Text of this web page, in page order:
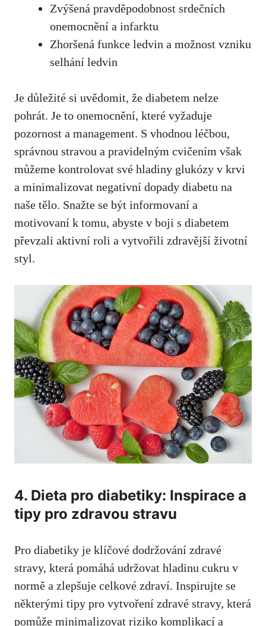
Zvýšená ‌pravděpodobnost srdečních
onemocnění a infarktu
Zhoršená‍ funkce ledvin a možnost ⁣vzniku
selhání ledvin
Je⁤ důležité si​ uvědomit, že diabetem ⁣nelze ​
pohrát. ‌Je to onemocnění,​ které vyžaduje
⁣pozornost a management. S vhodnou léčbou,⁣
správnou stravou a pravidelným cvičením však
můžeme⁣ kontrolovat své⁣ hladiny glukózy v krvi ​
a ⁤minimalizovat negativní dopady​ diabetu na
naše tělo. ‌Snažte se být ‍informovaní a⁤
motivovaní ‍k⁣ tomu, abyste‌ v‍ boji s diabetem
převzali aktivní roli ​a vytvořili zdravější životní
‌styl.
4. Dieta pro diabetiky: ​Inspirace ‌a‍
tipy pro zdravou stravu
Pro diabetiky⁢ je klíčové dodržování zdravé
‌stravy, která pomáhá udržovat hladinu ‌cukru v
normě a zlepšuje celkové zdraví. Inspirujte se
některými tipy pro vytvoření zdravé stravy, která
‍pomůže minimalizovat‌ riziko‌ komplikací​ a